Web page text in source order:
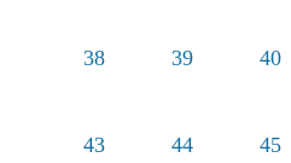
38 39 40
43 44 45